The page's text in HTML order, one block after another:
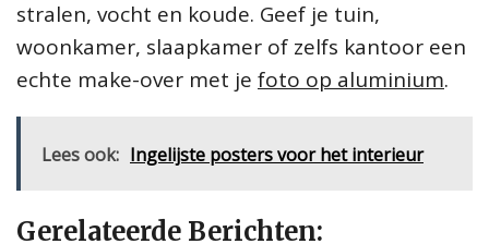
stralen, vocht en koude. Geef je tuin,
woonkamer, slaapkamer of zelfs kantoor een
echte make-over met je foto op aluminium.
Lees ook: Ingelijste posters voor het interieur
Gerelateerde Berichten: